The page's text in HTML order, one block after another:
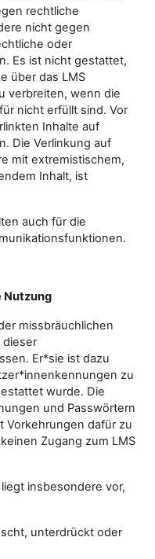
rechtliche
nicht gegen
oder
Es ist nicht gestattet,
über das LMS
verbreiten, wenn die
nicht erfüllt sind. Vor
Inhalte auf
Die Verlinkung auf
mit extremistischem,
Inhalt, ist
auch für die
Nutzung
missbräuchlichen
dieser
Er*sie ist dazu
zu
wurde. Die
und Passwörtern
Vorkehrungen dafür zu
Zugang zum LMS
insbesondere vor,
unterdrückt oder